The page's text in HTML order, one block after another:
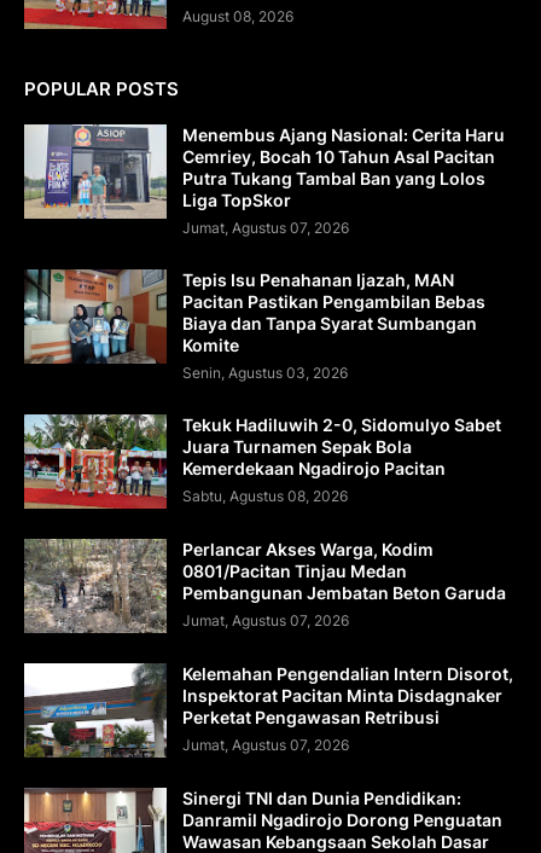
August 08, 2026
POPULAR POSTS
Menembus Ajang Nasional: Cerita Haru
Cemriey, Bocah 10 Tahun Asal Pacitan
Putra Tukang Tambal Ban yang Lolos
Liga TopSkor
Jumat, Agustus 07, 2026
Tepis Isu Penahanan Ijazah, MAN
Pacitan Pastikan Pengambilan Bebas
Biaya dan Tanpa Syarat Sumbangan
Komite
Senin, Agustus 03, 2026
Tekuk Hadiluwih 2-0, Sidomulyo Sabet
Juara Turnamen Sepak Bola
Kemerdekaan Ngadirojo Pacitan
Sabtu, Agustus 08, 2026
Perlancar Akses Warga, Kodim
0801/Pacitan Tinjau Medan
Pembangunan Jembatan Beton Garuda
Jumat, Agustus 07, 2026
Kelemahan Pengendalian Intern Disorot,
Inspektorat Pacitan Minta Disdagnaker
Perketat Pengawasan Retribusi
Jumat, Agustus 07, 2026
Sinergi TNI dan Dunia Pendidikan:
Danramil Ngadirojo Dorong Penguatan
Wawasan Kebangsaan Sekolah Dasar